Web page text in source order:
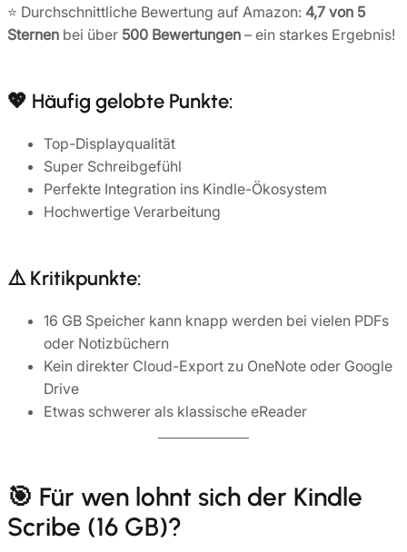
⭐ Durchschnittliche Bewertung auf Amazon: 4,7 von 5
Sternen bei über 500 Bewertungen – ein starkes Ergebnis!
💖 Häufig gelobte Punkte:
Top-Displayqualität
Super Schreibgefühl
Perfekte Integration ins Kindle-Ökosystem
Hochwertige Verarbeitung
⚠️ Kritikpunkte:
16 GB Speicher kann knapp werden bei vielen PDFs
oder Notizbüchern
Kein direkter Cloud-Export zu OneNote oder Google
Drive
Etwas schwerer als klassische eReader
🎯 Für wen lohnt sich der Kindle
Scribe (16 GB)?